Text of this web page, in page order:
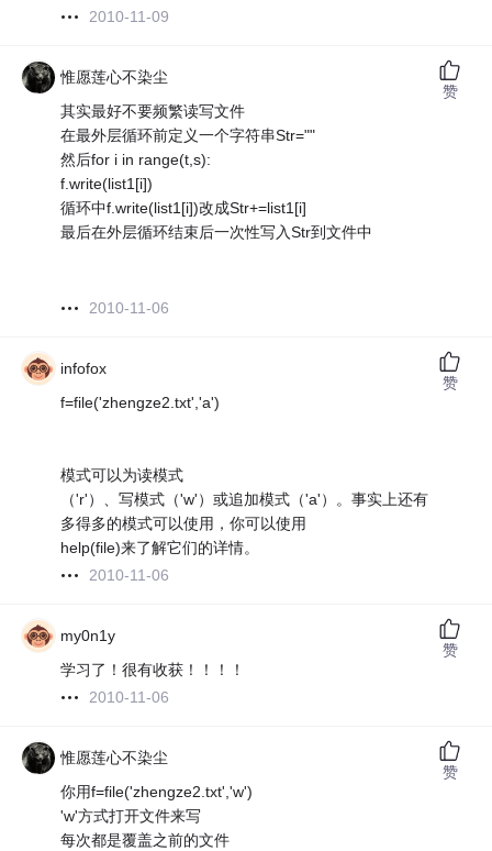
2010-11-09
惟愿莲心不染尘
其实最好不要频繁读写文件
在最外层循环前定义一个字符串Str=""
然后for i in range(t,s):
f.write(list1[i])
循环中f.write(list1[i])改成Str+=list1[i]
最后在外层循环结束后一次性写入Str到文件中
2010-11-06
赞
infofox
f=file('zhengze2.txt','a')
模式可以为读模式
（'r'）、写模式（'w'）或追加模式（'a'）。事实上还有
多得多的模式可以使用，你可以使用
help(file)来了解它们的详情。
2010-11-06
赞
my0n1y
学习了！很有收获！！！！
2010-11-06
赞
惟愿莲心不染尘
你用f=file('zhengze2.txt','w')
'w'方式打开文件来写
每次都是覆盖之前的文件
赞